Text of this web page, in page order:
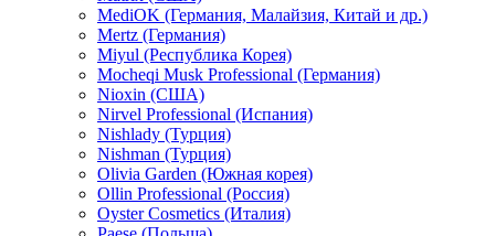
MediOK (Германия, Малайзия, Китай и др.)
Mertz (Германия)
Miyul (Республика Корея)
Mocheqi Musk Professional (Германия)
Nioxin (США)
Nirvel Professional (Испания)
Nishlady (Турция)
Nishman (Турция)
Olivia Garden (Южная корея)
Ollin Professional (Россия)
Oyster Cosmetics (Италия)